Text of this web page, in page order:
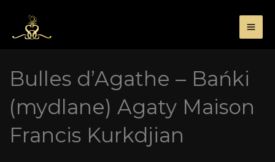
treści
Bulles d’Agathe – Bańki
(mydlane) Agaty Maison
Francis Kurkdjian